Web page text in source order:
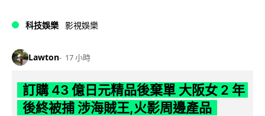
科技娛樂 影視娛樂
Lawton 17 小時
訂購 43 億日元精品後棄單 大阪女 2 年
後終被捕 涉海賊王,火影周邊產品